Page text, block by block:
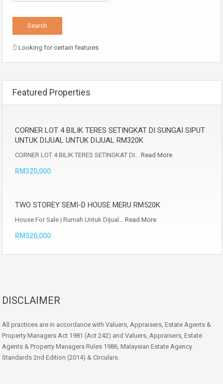
Looking for certain features
Featured Properties
CORNER LOT 4 BILIK TERES SETINGKAT DI SUNGAI SIPUT
UNTUK DIJUAL UNTUK DIJUAL RM320K
CORNER LOT 4 BILIK TERES SETINGKAT DI… Read More
RM320,000
TWO STOREY SEMI-D HOUSE MERU RM520K
House For Sale | Rumah Untuk Dijual… Read More
RM520,000
DISCLAIMER
All practices are in accordance with Valuers, Appraisers, Estate Agents &
Property Managers Act 1981 (Act 242) and Valuers, Appraisers, Estate
Agents & Property Managers Rules 1986, Malaysian Estate Agency
Standards 2nd Edition (2014) & Circulars.